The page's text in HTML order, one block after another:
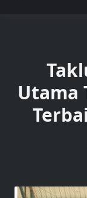
Utama